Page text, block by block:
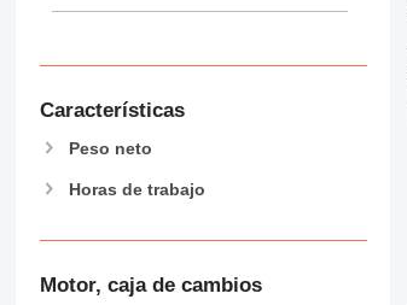
Características
Peso neto
Horas de trabajo
Motor, caja de cambios